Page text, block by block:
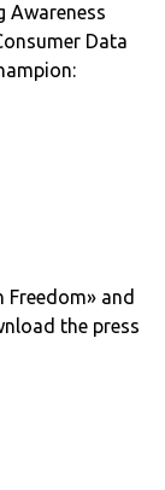
Awareness
Data
Freedom» and
the press